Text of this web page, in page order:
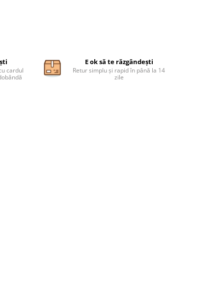
cardul
E ok să te răzgândești
Retur simplu și rapid în până la 14
zile